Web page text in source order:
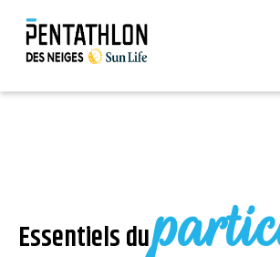
Essentiels du